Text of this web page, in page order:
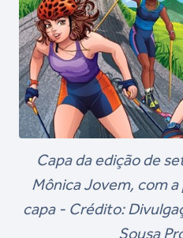
Capa da edição de
Mônica Jovem, com
capa - Crédito:
Sousa